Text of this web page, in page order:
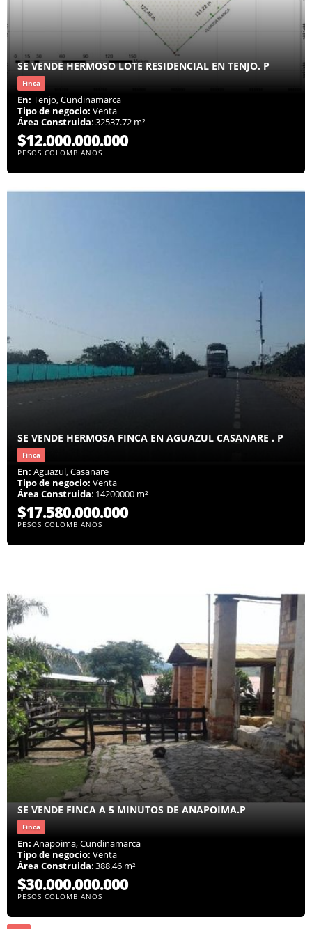
SE VENDE HERMOSO LOTE RESIDENCIAL EN TENJO. P
Finca
En: Tenjo, Cundinamarca
Tipo de negocio: Venta
Área Construida: 32537.72 m²
$12.000.000.000
PESOS COLOMBIANOS
SE VENDE HERMOSA FINCA EN AGUAZUL CASANARE . P
Finca
En: Aguazul, Casanare
Tipo de negocio: Venta
Área Construida: 14200000 m²
$17.580.000.000
PESOS COLOMBIANOS
SE VENDE FINCA A 5 MINUTOS DE ANAPOIMA.P
Finca
En: Anapoima, Cundinamarca
Tipo de negocio: Venta
Área Construida: 388.46 m²
$30.000.000.000
PESOS COLOMBIANOS